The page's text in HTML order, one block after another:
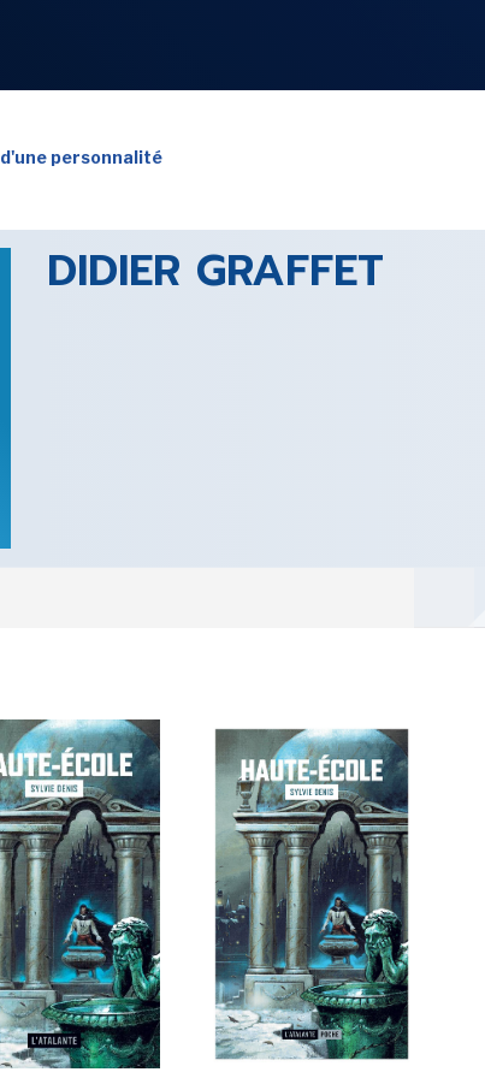
LES UTOPIALES 2025
ÉVÉNEMENTS
CONVENTION
SPECTACLE
DÉBAT
EMISSION
L'AGENDA
DERNIERS
ÉVÉNEMENTS
personnalité
DIDIER GRAFFET